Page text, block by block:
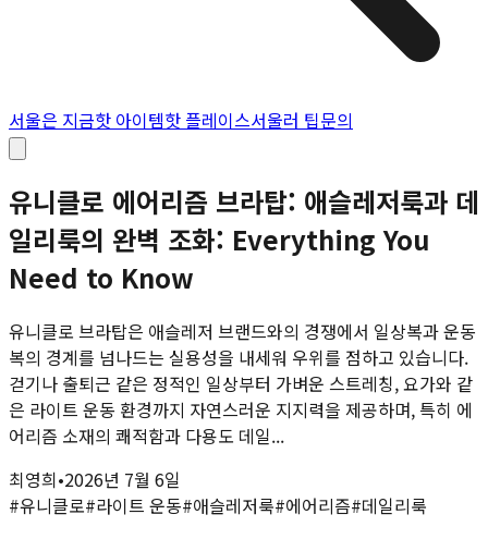
서울은 지금핫 아이템핫 플레이스서울러 팁문의
유니클로 에어리즘 브라탑: 애슬레저룩과 데
일리룩의 완벽 조화: Everything You
Need to Know
유니클로 브라탑은 애슬레저 브랜드와의 경쟁에서 일상복과 운동
복의 경계를 넘나드는 실용성을 내세워 우위를 점하고 있습니다.
걷기나 출퇴근 같은 정적인 일상부터 가벼운 스트레칭, 요가와 같
은 라이트 운동 환경까지 자연스러운 지지력을 제공하며, 특히 에
어리즘 소재의 쾌적함과 다용도 데일...
최영희•2026년 7월 6일
#유니클로#라이트 운동#애슬레저룩#에어리즘#데일리룩